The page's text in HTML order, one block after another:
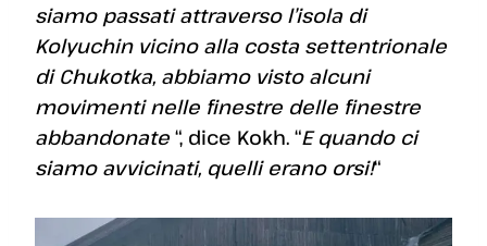
siamo passati attraverso l’isola di
Kolyuchin vicino alla costa settentrionale
di Chukotka, abbiamo visto alcuni
movimenti nelle finestre delle finestre
abbandonate “, dice Kokh. “E quando ci
siamo avvicinati, quelli erano orsi!“